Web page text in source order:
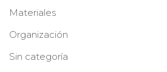
Materiales
Organización
Sin categoría